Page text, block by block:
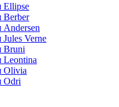
Ellipse
Berber
Andersen
Verne
Bruni
Leontina
Olivia
Odri